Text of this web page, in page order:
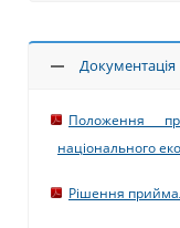
Документація
Положення
національного
Рішення